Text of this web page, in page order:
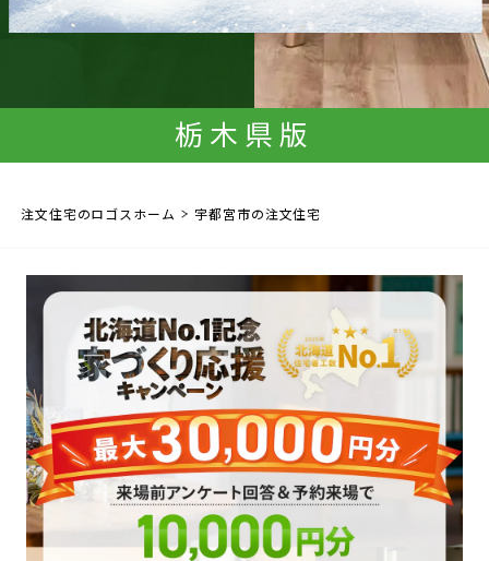
栃木県版
注文住宅のロゴスホーム 宇都宮市の注文住宅